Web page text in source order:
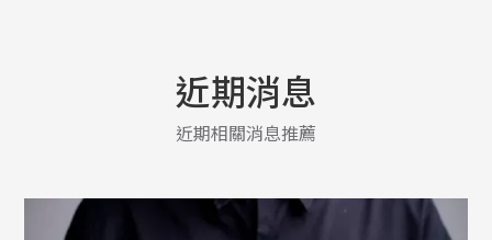
近期消息
近期相關消息推薦